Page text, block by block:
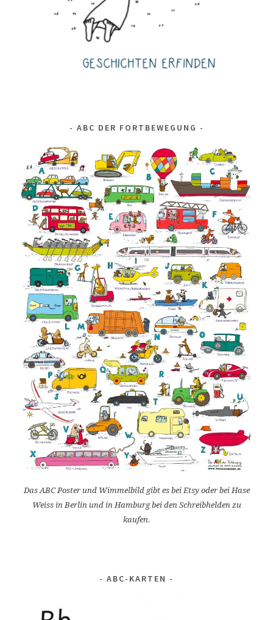
ABC DER FORTBEWEGUNG
Das ABC Poster und Wimmelbild gibt es bei Etsy oder bei Hase
Weiss in Berlin und in Hamburg bei den Schreibhelden zu
kaufen.
ABC-KARTEN